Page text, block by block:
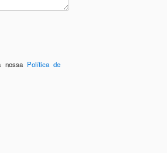
nossa Política de